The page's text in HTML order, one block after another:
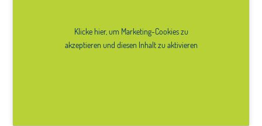
Klicke hier, um Marketing-Cookies zu
akzeptieren und diesen Inhalt zu aktivieren